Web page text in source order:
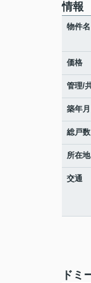
情報
物件名
価格
管理/
築年月
総戸数
所在地
交通
ド